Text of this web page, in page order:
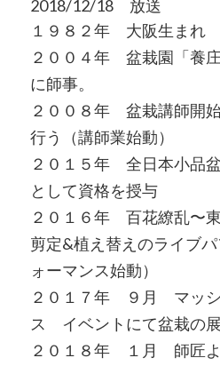
2018/12/18 放送
１９８２年 大阪生まれ
２００４年 盆栽園「養
に師事。
２００８年 盆栽講師開
行う（講師業始動）
２０１５年 全日本小品
として資格を授与
２０１６年 百花繚乱〜
剪定&植え替えのライブ
ォーマンス始動）
２０１７年 ９月 マッシ
ス イベントにて盆栽の
２０１８年 １月 師匠